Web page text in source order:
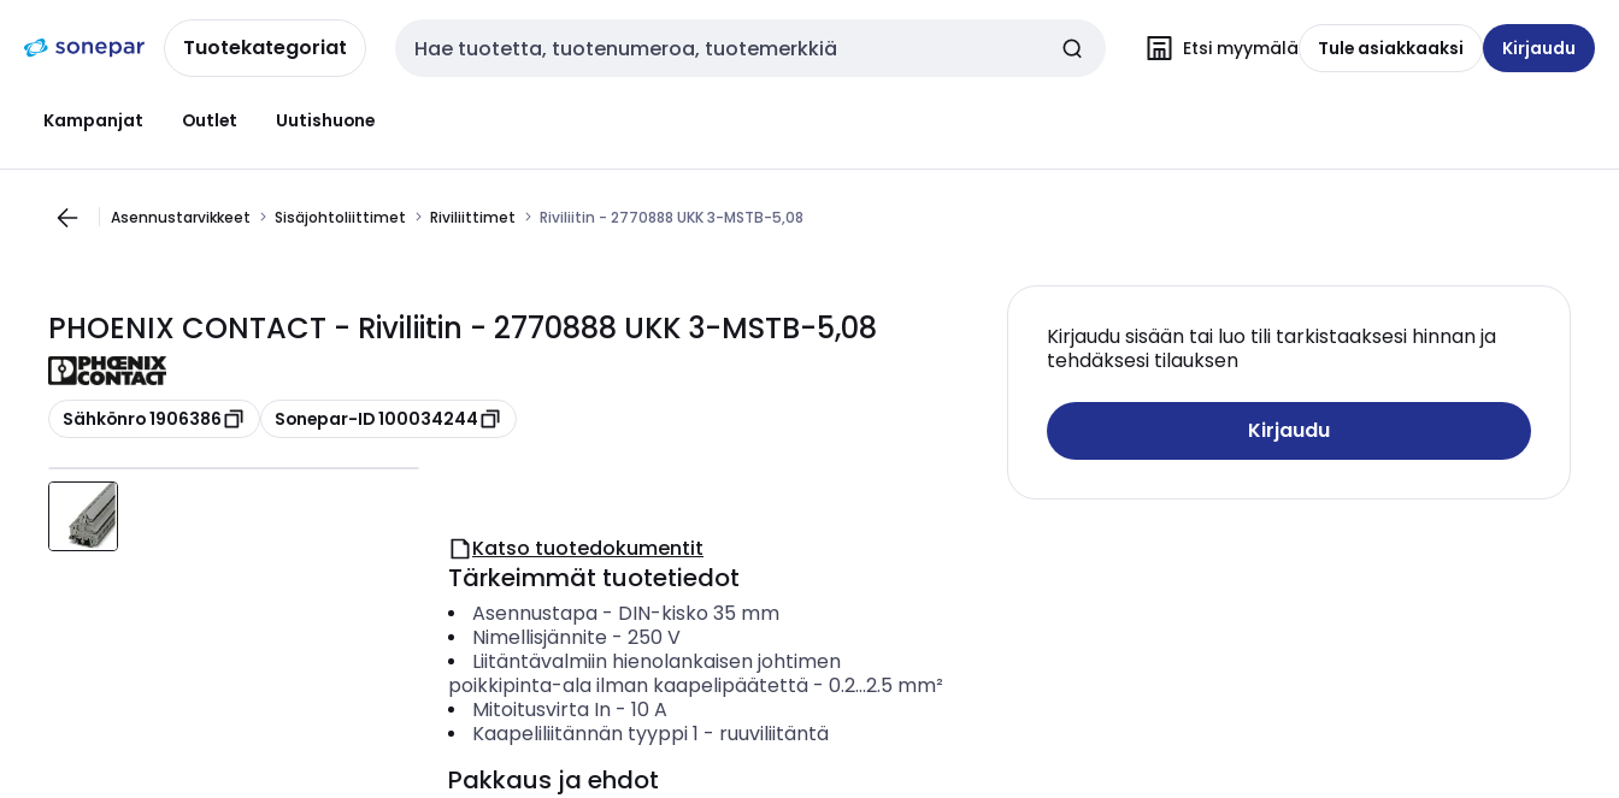
navigointiinsisältöönTuotekategoriat Haku Etsi myymälä Tule asiakkaaksi Kirjaudu
Kampanjat Outlet Uutishuone
Asennustarvikkeet Sisäjohtoliittimet Riviliittimet Riviliitin - 2770888 UKK 3-MSTB-5,08
PHOENIX CONTACT - Riviliitin - 2770888 UKK 3-MSTB-5,08
Kopioi
Sähkönro 1906386 Kopioi
Sonepar-ID 100034244
Kirjaudu sisään tai luo tili tarkistaaksesi hinnan ja
tehdäksesi tilauksen
Kirjaudu
Katso tuotedokumentit
Tärkeimmät tuotetiedot
Asennustapa- DIN-kisko 35 mm
Nimellisjännite - 250 V
Liitäntävalmiin hienolankaisen johtimen
poikkipinta-ala ilman kaapelipäätettä - 0.2...2.5 mm²
Mitoitusvirta In- 10 A
Kaapeliliitännän tyyppi 1 - ruuviliitäntä
Pakkaus ja ehdot